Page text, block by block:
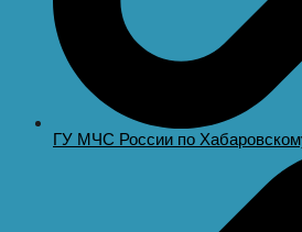
ГУ МЧС России по